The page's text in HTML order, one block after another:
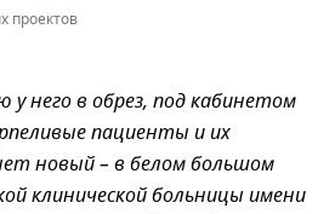
проектов
него в обрез, под кабинетом
пациенты и их
новый – в белом большом
клинической больницы имени